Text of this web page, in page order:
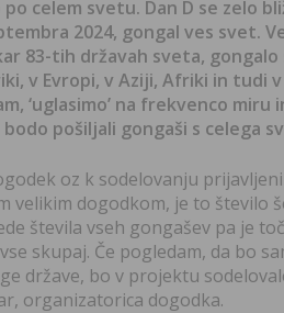
celem svetu. Dan D se zelo
2024, gongal ves svet.
83-tih državah sveta, gongalo
v Evropi, v Aziji, Afriki in tudi
‘uglasimo’ na frekvenco miru
pošiljali gongaši s celega
oz k sodelovanju
velikim dogodkom, je to število
števila vseh gongašev pa je
skupaj. Če pogledam, da bo
države, bo v projektu
organizatorica dogodka.